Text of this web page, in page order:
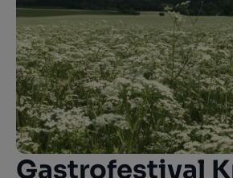
Gastrofestival